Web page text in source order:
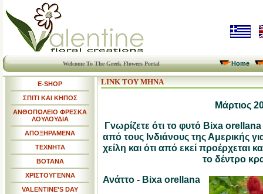
Welcome To The Greek Flowers Portal Home
E-SHOP
ΣΠΙΤΙ ΚΑΙ ΚΗΠΟΣ
ΑΝΘΟΠΩΛΕΙΟ ΦΡΕΣΚΑ
ΛΟΥΛΟΥΔΙΑ
ΑΠΟΞΗΡΑΜΕΝΑ
ΤΕΧΝΗΤΑ
ΒΟΤΑΝΑ
ΧΡΙΣΤΟΥΓΕΝΝΑ
VALENTINE'S DAY
LINK ΤΟΥ ΜΗΝΑ
Μάρτιος
Γνωρίζετε ότι το φυτό Bixa
από τους Ινδιάνους της Αμερικής
χείλη και ότι από εκεί προέρχεται
το δέντρο
Ανάττο - Bixa orellana